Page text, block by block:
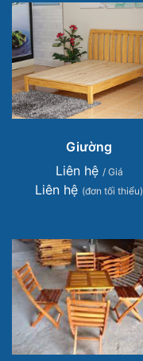
Giường
Liên hệ / Giá
Liên hệ (đơn tối thiểu)